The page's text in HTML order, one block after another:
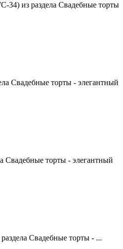
34) из раздела Свадебные торты
Свадебные торты - элегантный
Свадебные торты - элегантный
Свадебные торты - ...